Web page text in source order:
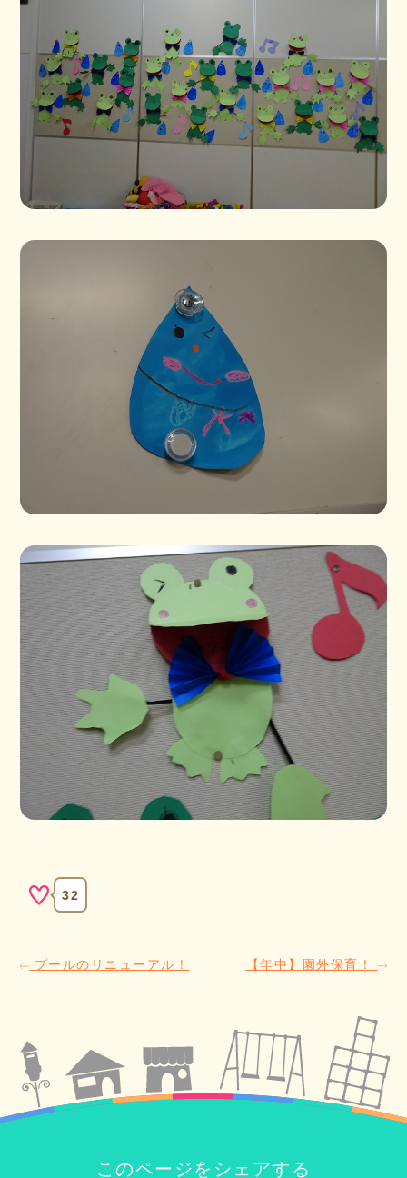
32
プールのリニューアル！ 【年中】園外保育！
このページをシェアする